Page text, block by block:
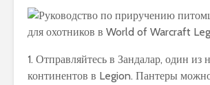
1. Отправляйтесь в Зандалар, один из
континентов в Legion. Пантеры